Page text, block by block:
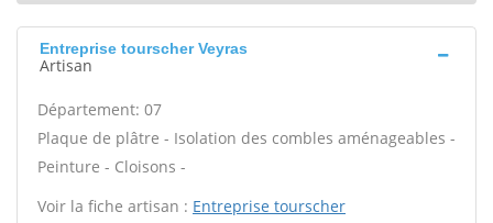
Entreprise tourscher Veyras
Artisan
Département: 07
Plaque de plâtre - Isolation des combles aménageables -
Peinture - Cloisons -
Voir la fiche artisan : Entreprise tourscher